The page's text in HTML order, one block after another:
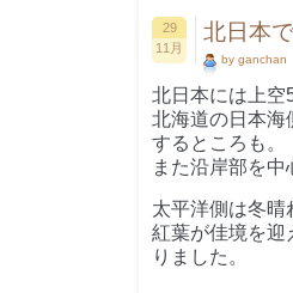
29
11月
北日本
by ganchan
北日本には上
北海道の日本海
するところも。
また沿岸部を中
太平洋側は冬晴
紅葉が佳境を迎
りました。